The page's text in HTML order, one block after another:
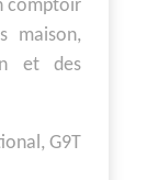
comptoir
maison,
et des
G9T